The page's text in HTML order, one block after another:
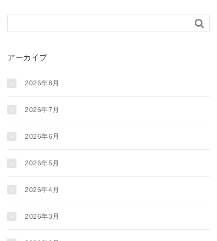

アーカイブ
2026年8月
2026年7月
2026年6月
2026年5月
2026年4月
2026年3月